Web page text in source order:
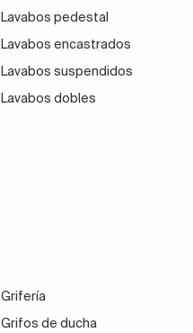
Lavabos pedestal
Lavabos encastrados
Lavabos suspendidos
Lavabos dobles
Grifería
Grifos de ducha